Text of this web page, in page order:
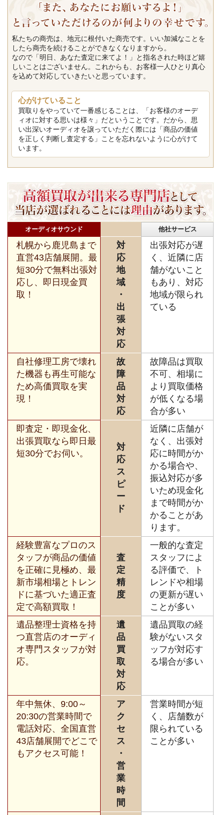
私たちの商売は、地元に根付いた商売です。いい加減なことを
したら商売を続けることができなくなりますから。
なので「明日、あなた査定に来てよ！」と指名された時ほど嬉
しいことはございません。これからも、お客様一人ひとり真心
を込めて対応していきたいと思っています。
心がけていること
買取りをやっていて一番感じることは、「お客様のオーデ
ィオに対する思いは様々」だということです。だから、思
い出深いオーディオを譲っていただく際には「商品の価値
を正しく判断し査定する」ことを忘れないように心がけて
います。
オーディオサウンド 他社サービス
札幌から鹿児島まで
直営43店舗展開。最
短30分で無料出張対
応し、即日現金買
取！
対
応
地
域
・
出
張
対
応
出張対応が遅
く、近隣に店
舗がないこと
もあり、対応
地域が限られ
ている
自社修理工房で壊れ
た機器も再生可能な
ため高価買取を実
現！
故
障
品
対
応
故障品は買取
不可、相場に
より買取価格
が低くなる場
合が多い
即査定・即現金化、
出張買取なら即日最
短30分でお伺い。
対
応
ス
ピ
ー
ド
近隣に店舗が
なく、出張対
応に時間がか
かる場合や、
振込対応が多
いため現金化
まで時間がか
かることがあ
ります。
経験豊富なプロのス
タッフが商品の価値
を正確に見極め、最
新市場相場とトレン
ドに基づいた適正査
定で高額買取！
査
定
精
度
一般的な査定
スタッフによ
る評価で、ト
レンドや相場
の更新が遅い
ことが多い
遺品整理士資格を持
つ直営店のオーディ
オ専門スタッフが対
応。
遺
品
買
取
対
応
遺品買取の経
験がないスタ
ッフが対応す
る場合が多い
年中無休、9:00～
20:30の営業時間で
電話対応、全国直営
43店舗展開でどこで
もアクセス可能！
ア
ク
セ
ス
・
営
業
時
間
営業時間が短
く、店舗数が
限られている
ことが多い